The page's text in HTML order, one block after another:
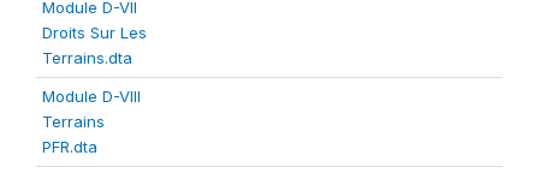
Module D-VII
Droits Sur Les
Terrains.dta
Module D-VIII
Terrains
PFR.dta